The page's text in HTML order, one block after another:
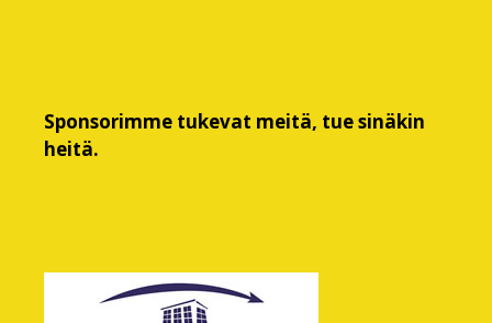
Sponsorimme tukevat meitä, tue sinäkin
heitä.